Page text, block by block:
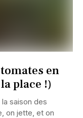
en
place !)
saison des
on jette, et on